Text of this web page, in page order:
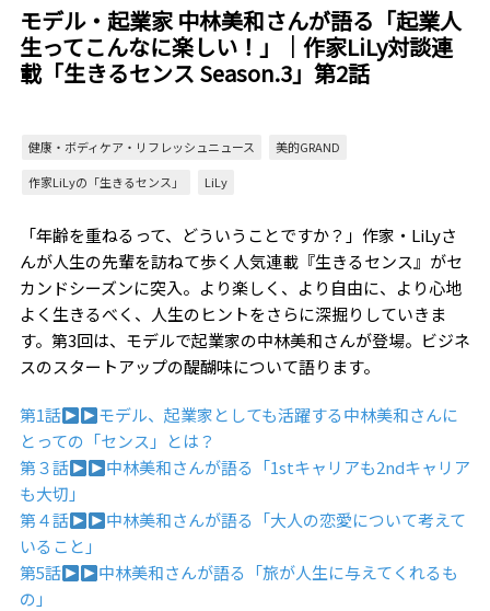
モデル・起業家 中林美和さんが語る「起業人
生ってこんなに楽しい！」｜作家LiLy対談連
載「生きるセンス Season.3」第2話
健康・ボディケア・リフレッシュニュース
美的GRAND
作家LiLyの「生きるセンス」
LiLy
「年齢を重ねるって、どういうことですか？」作家・LiLyさ
んが人生の先輩を訪ねて歩く人気連載『生きるセンス』がセ
カンドシーズンに突入。より楽しく、より自由に、より心地
よく生きるべく、人生のヒントをさらに深掘りしていきま
す。第3回は、モデルで起業家の中林美和さんが登場。ビジネ
スのスタートアップの醍醐味について語ります。
第1話
モデル、起業家としても活躍する中林美和さんに
とっての「センス」とは？
第３話
中林美和さんが語る「1stキャリアも2ndキャリア
も大切」
第４話
中林美和さんが語る「大人の恋愛について考えて
いること」
第5話
中林美和さんが語る「旅が人生に与えてくれるも
の」